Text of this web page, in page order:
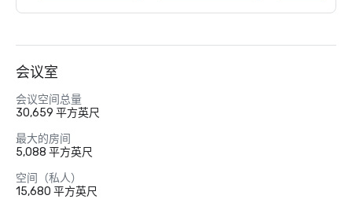
会议室
会议空间总量
30,659 平方英尺
最大的房间
5,088 平方英尺
空间（私人）
15,680 平方英尺